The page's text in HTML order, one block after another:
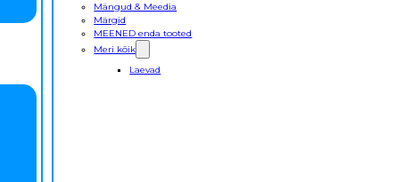
Mängud & Meedia
Märgid
MEENED enda tooted
Meri kõik
Laevad